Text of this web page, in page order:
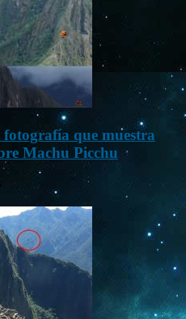
que muestra
Machu Picchu